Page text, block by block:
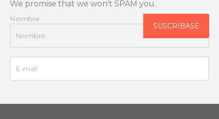
We promise that we won't SPAM you.
Nombre